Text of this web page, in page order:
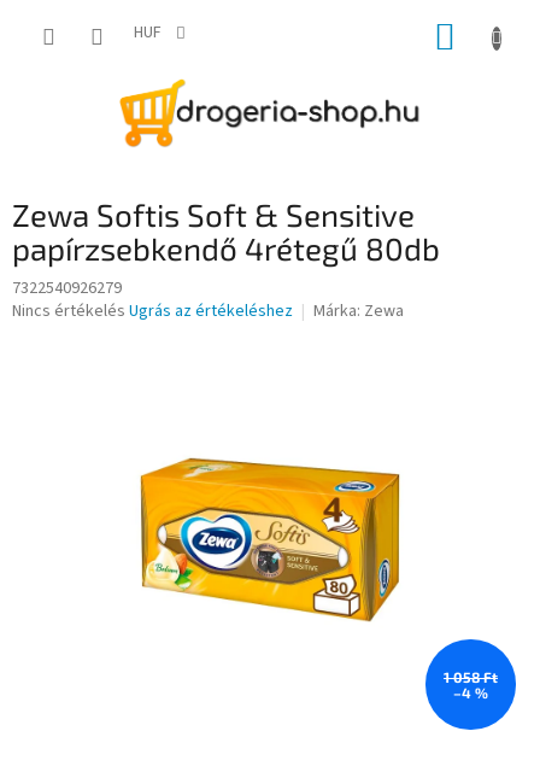
HUF KOSÁR
Zewa Softis Soft & Sensitive
papírzsebkendő 4rétegű 80db
7322540926279
A
Nincs értékelés Ugrás az értékeléshez Márka: Zewa
1 058 Ft
–4 %